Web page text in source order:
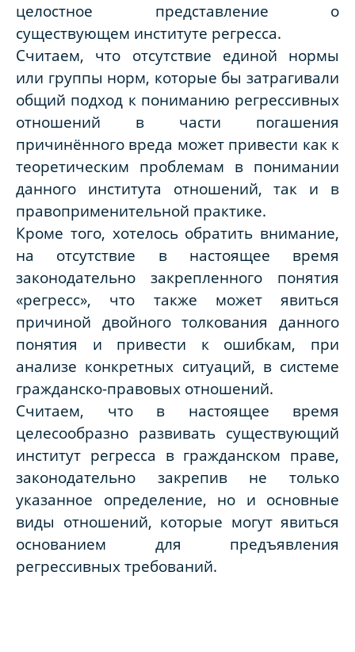
целостное представление о
существующем институте регресса.
Считаем, что отсутствие единой нормы
или группы норм, которые бы затрагивали
общий подход к пониманию регрессивных
отношений в части погашения
причинённого вреда может привести как к
теоретическим проблемам в понимании
данного института отношений, так и в
правоприменительной практике.
Кроме того, хотелось обратить внимание,
на отсутствие в настоящее время
законодательно закрепленного понятия
«регресс», что также может явиться
причиной двойного толкования данного
понятия и привести к ошибкам, при
анализе конкретных ситуаций, в системе
гражданско-правовых отношений.
Считаем, что в настоящее время
целесообразно развивать существующий
институт регресса в гражданском праве,
законодательно закрепив не только
указанное определение, но и основные
виды отношений, которые могут явиться
основанием для предъявления
регрессивных требований.